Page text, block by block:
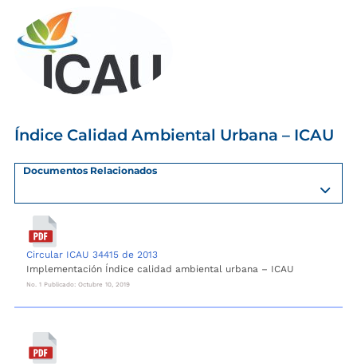
Índice Calidad Ambiental Urbana – ICAU
Documentos Relacionados
Circular ICAU 34415 de 2013
Implementación Índice calidad ambiental urbana – ICAU
No. 1 Publicado: Octubre 10, 2019